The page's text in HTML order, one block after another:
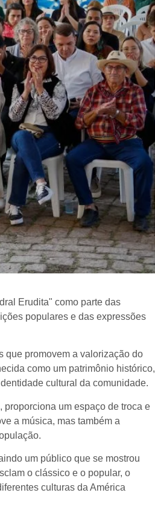
Erudita" como parte das
populares e das expressões
que promovem a valorização do
como um patrimônio histórico,
cultural da comunidade.
um espaço de troca e
a música, mas também a
um público que se mostrou
o clássico e o popular, o
culturas da América